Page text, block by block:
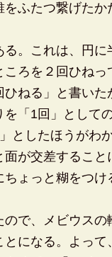
ふたつ繋げた
。これは、円に
ろを２回ひね
ひねる」と書い
を「1回」として
としたほうがわ
が交差するこ
ちょっと糊をつ
で、メビウスの
とになる。よっ